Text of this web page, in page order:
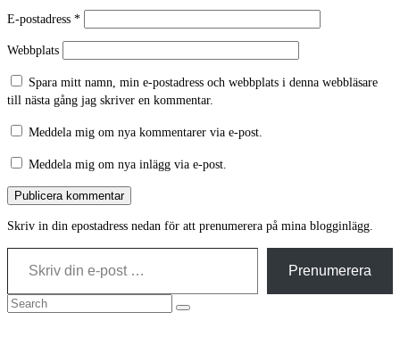
E-postadress *
Webbplats
Spara mitt namn, min e-postadress och webbplats i denna webbläsare
till nästa gång jag skriver en kommentar.
Meddela mig om nya kommentarer via e-post.
Meddela mig om nya inlägg via e-post.
Skriv in din epostadress nedan för att prenumerera på mina blogginlägg.
Skriv din e-post …
Prenumerera
Search